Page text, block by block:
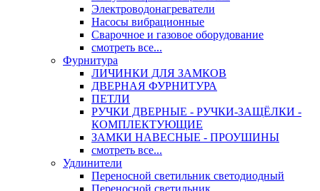
Электроводонагреватели
Насосы вибрационные
Сварочное и газовое оборудование
смотреть все...
Фурнитура
ЛИЧИНКИ ДЛЯ ЗАМКОВ
ДВЕРНАЯ ФУРНИТУРА
ПЕТЛИ
РУЧКИ ДВЕРНЫЕ - РУЧКИ-ЗАЩЁЛКИ -
КОМПЛЕКТУЮЩИЕ
ЗАМКИ НАВЕСНЫЕ - ПРОУШИНЫ
смотреть все...
Удлинители
Переносной светильник светодиодный
Переносной светильник